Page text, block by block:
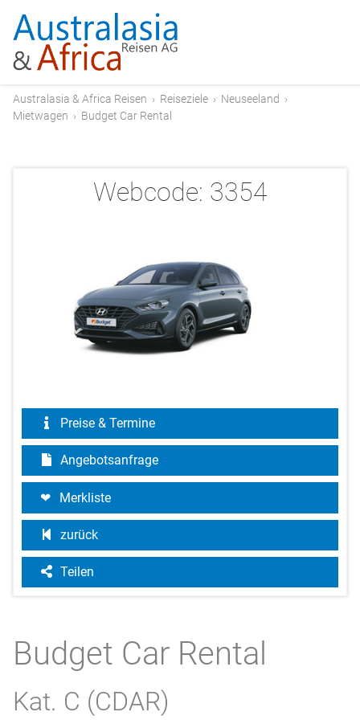
Australasia & Africa Reisen › Reiseziele › Neuseeland ›
Mietwagen › Budget Car Rental
Webcode: 3354
Preise & Termine
Angebotsanfrage
Merkliste
zurück
Teilen
Budget Car Rental
Kat. C (CDAR)